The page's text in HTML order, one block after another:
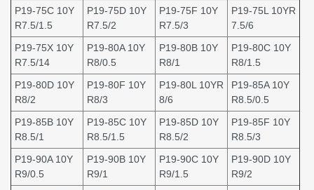
P19-75C 10Y
R7.5/1.5
P19-75D 10Y
R7.5/2
P19-75F 10Y
R7.5/3
P19-75L 10YR
7.5/6
P19-75X 10Y
R7.5/14
P19-80A 10Y
R8/0.5
P19-80B 10Y
R8/1
P19-80C 10Y
R8/1.5
P19-80D 10Y
R8/2
P19-80F 10Y
R8/3
P19-80L 10YR
8/6
P19-85A 10Y
R8.5/0.5
P19-85B 10Y
R8.5/1
P19-85C 10Y
R8.5/1.5
P19-85D 10Y
R8.5/2
P19-85F 10Y
R8.5/3
P19-90A 10Y
R9/0.5
P19-90B 10Y
R9/1
P19-90C 10Y
R9/1.5
P19-90D 10Y
R9/2